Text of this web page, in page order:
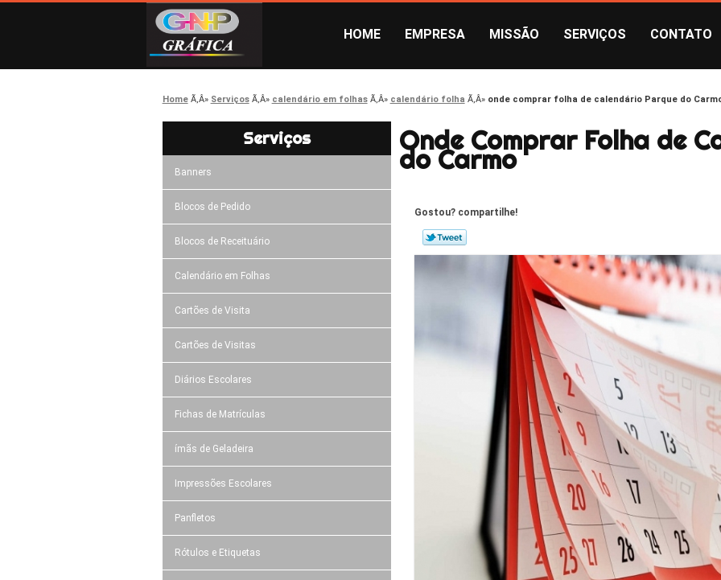
HOME EMPRESA MISSÃO SERVIÇOS CONTATO
Home Serviços calendário em folhas calendário folha onde comprar folha de calendário Parque do
Serviços
Banners
Blocos de Pedido
Blocos de Receituário
Calendário em Folhas
Cartões de Visita
Cartões de Visitas
Diários Escolares
Fichas de Matrículas
ímãs de Geladeira
Impressões Escolares
Panfletos
Rótulos e Etiquetas
Onde Comprar Folha de
do Carmo
Gostou? compartilhe!